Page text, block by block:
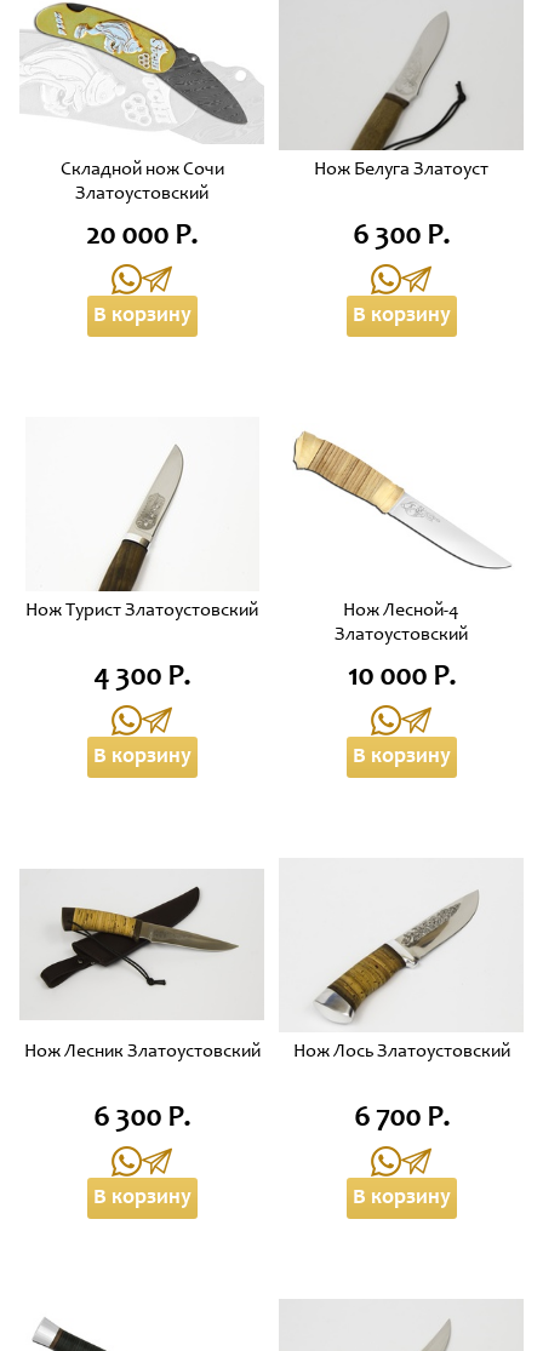
Складной нож Сочи
Златоустовский
20 000 Р.
В корзину
Нож Белуга Златоуст
6 300 Р.
В корзину
Нож Турист Златоустовский
4 300 Р.
В корзину
Нож Лесной-4
Златоустовский
10 000 Р.
В корзину
Нож Лесник Златоустовский
6 300 Р.
В корзину
Нож Лось Златоустовский
6 700 Р.
В корзину